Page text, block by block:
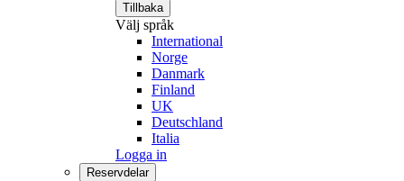
Tillbaka
Välj språk
International
Norge
Danmark
Finland
UK
Deutschland
Italia
Logga in
Reservdelar